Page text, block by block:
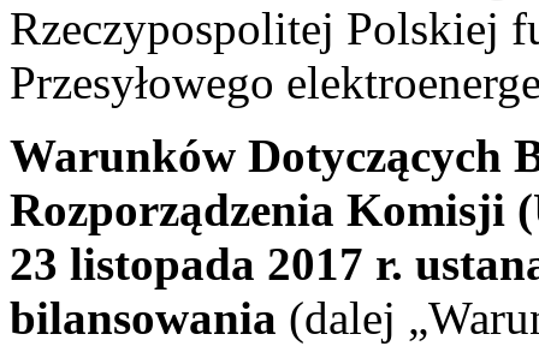
Rzeczypospolitej Polskiej
Przesyłowego
Warunków Dotyczących
Rozporządzenia Komisji
23‍ listopada 2017 r.
bilansowania (dalej